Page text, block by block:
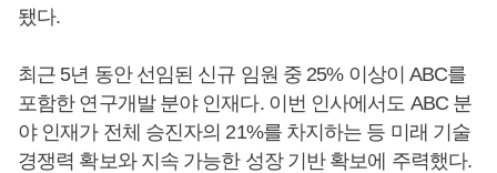
됐다.
최근 5년 동안 선임된 신규 임원 중 25% 이상이 ABC를
포함한 연구개발 분야 인재다. 이번 인사에서도 ABC 분
야 인재가 전체 승진자의 21%를 차지하는 등 미래 기술
경쟁력 확보와 지속 가능한 성장 기반 확보에 주력했다.